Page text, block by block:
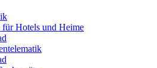
Hotels und Heime